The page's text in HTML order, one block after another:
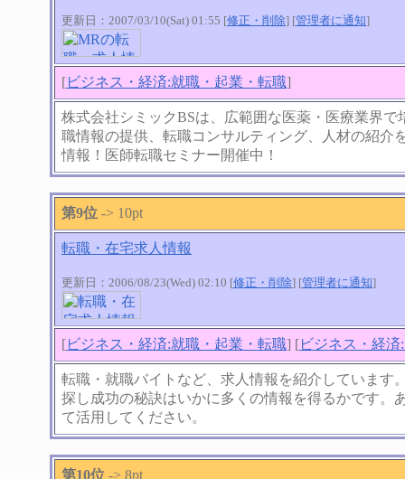
更新日：2007/03/10(Sat) 01:55 [修正・削除] [管理者に通知]
[ビジネス・経済:就職・起業・転職]
株式会社シミックBSは、広範囲な医薬・医療業界
職情報の提供、転職コンサルティング、人材の紹介
情報！医師転職セミナー開催中！
第9位 -> 10pt
転職・在宅求人情報
更新日：2006/08/23(Wed) 02:10 [修正・削除] [管理者に通知]
[ビジネス・経済:就職・起業・転職] [ビジネス・経
転職・就職バイトなど、求人情報を紹介しています
探し成功の秘訣はいかに多くの情報を得るかです。
て活用してください。
第10位 -> 8pt